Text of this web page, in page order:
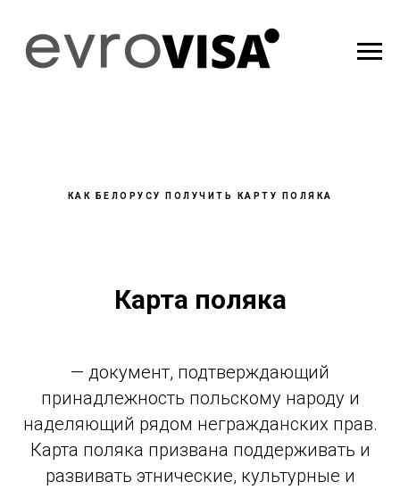
КАК БЕЛОРУСУ ПОЛУЧИТЬ КАРТУ ПОЛЯКА
Карта поляка
— документ, подтверждающий
принадлежность польскому народу и
наделяющий рядом негражданских прав.
Карта поляка призвана поддерживать и
развивать этнические, культурные и